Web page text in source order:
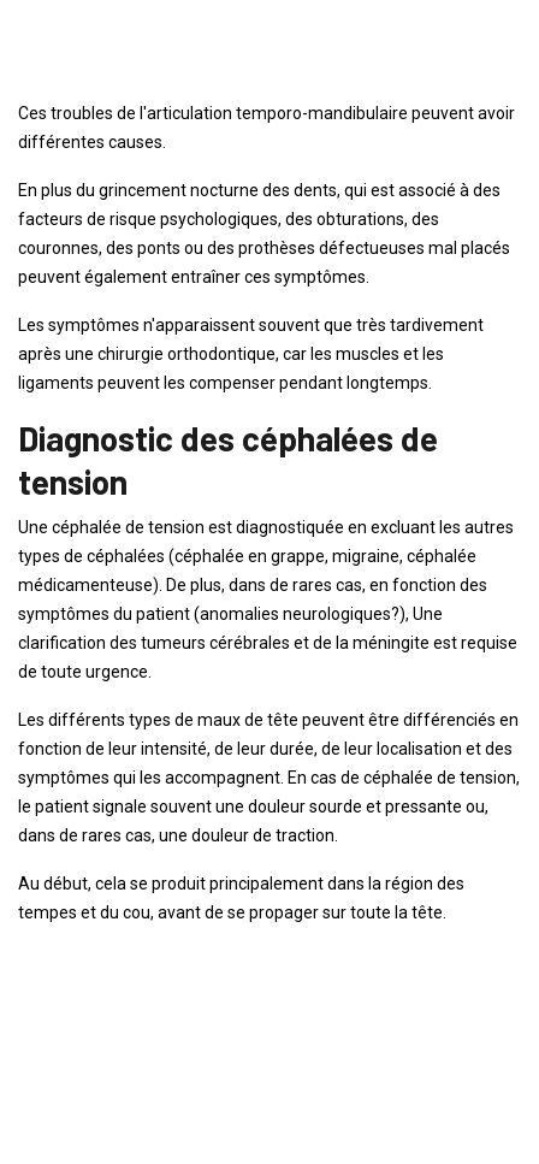
Ces troubles de l'articulation temporo-mandibulaire peuvent avoir
différentes causes.
En plus du grincement nocturne des dents, qui est associé à des
facteurs de risque psychologiques, des obturations, des
couronnes, des ponts ou des prothèses défectueuses mal placés
peuvent également entraîner ces symptômes.
Les symptômes n'apparaissent souvent que très tardivement
après une chirurgie orthodontique, car les muscles et les
ligaments peuvent les compenser pendant longtemps.
Diagnostic des céphalées de
tension
Une céphalée de tension est diagnostiquée en excluant les autres
types de céphalées (céphalée en grappe, migraine, céphalée
médicamenteuse). De plus, dans de rares cas, en fonction des
symptômes du patient (anomalies neurologiques?), Une
clarification des tumeurs cérébrales et de la méningite est requise
de toute urgence.
Les différents types de maux de tête peuvent être différenciés en
fonction de leur intensité, de leur durée, de leur localisation et des
symptômes qui les accompagnent. En cas de céphalée de tension,
le patient signale souvent une douleur sourde et pressante ou,
dans de rares cas, une douleur de traction.
Au début, cela se produit principalement dans la région des
tempes et du cou, avant de se propager sur toute la tête.